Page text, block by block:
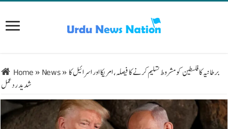
Home » News» برطانیہ کا فلسطین کو مشروط تسلیم کرنے کا فیصلہ، امریکا اور اسرائیل کا
شدید ردعمل